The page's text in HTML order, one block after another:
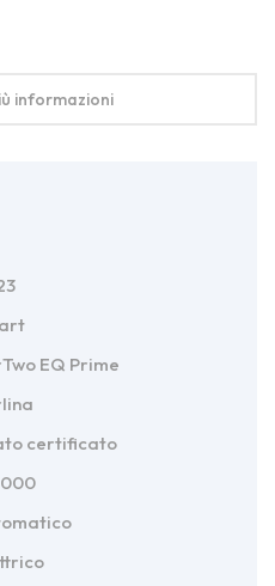
informazioni
EQ Prime
certificato